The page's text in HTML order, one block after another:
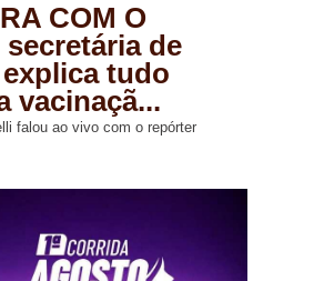
COM O
secretária de
tudo
vacinaçã...
falou ao vivo com o repórter